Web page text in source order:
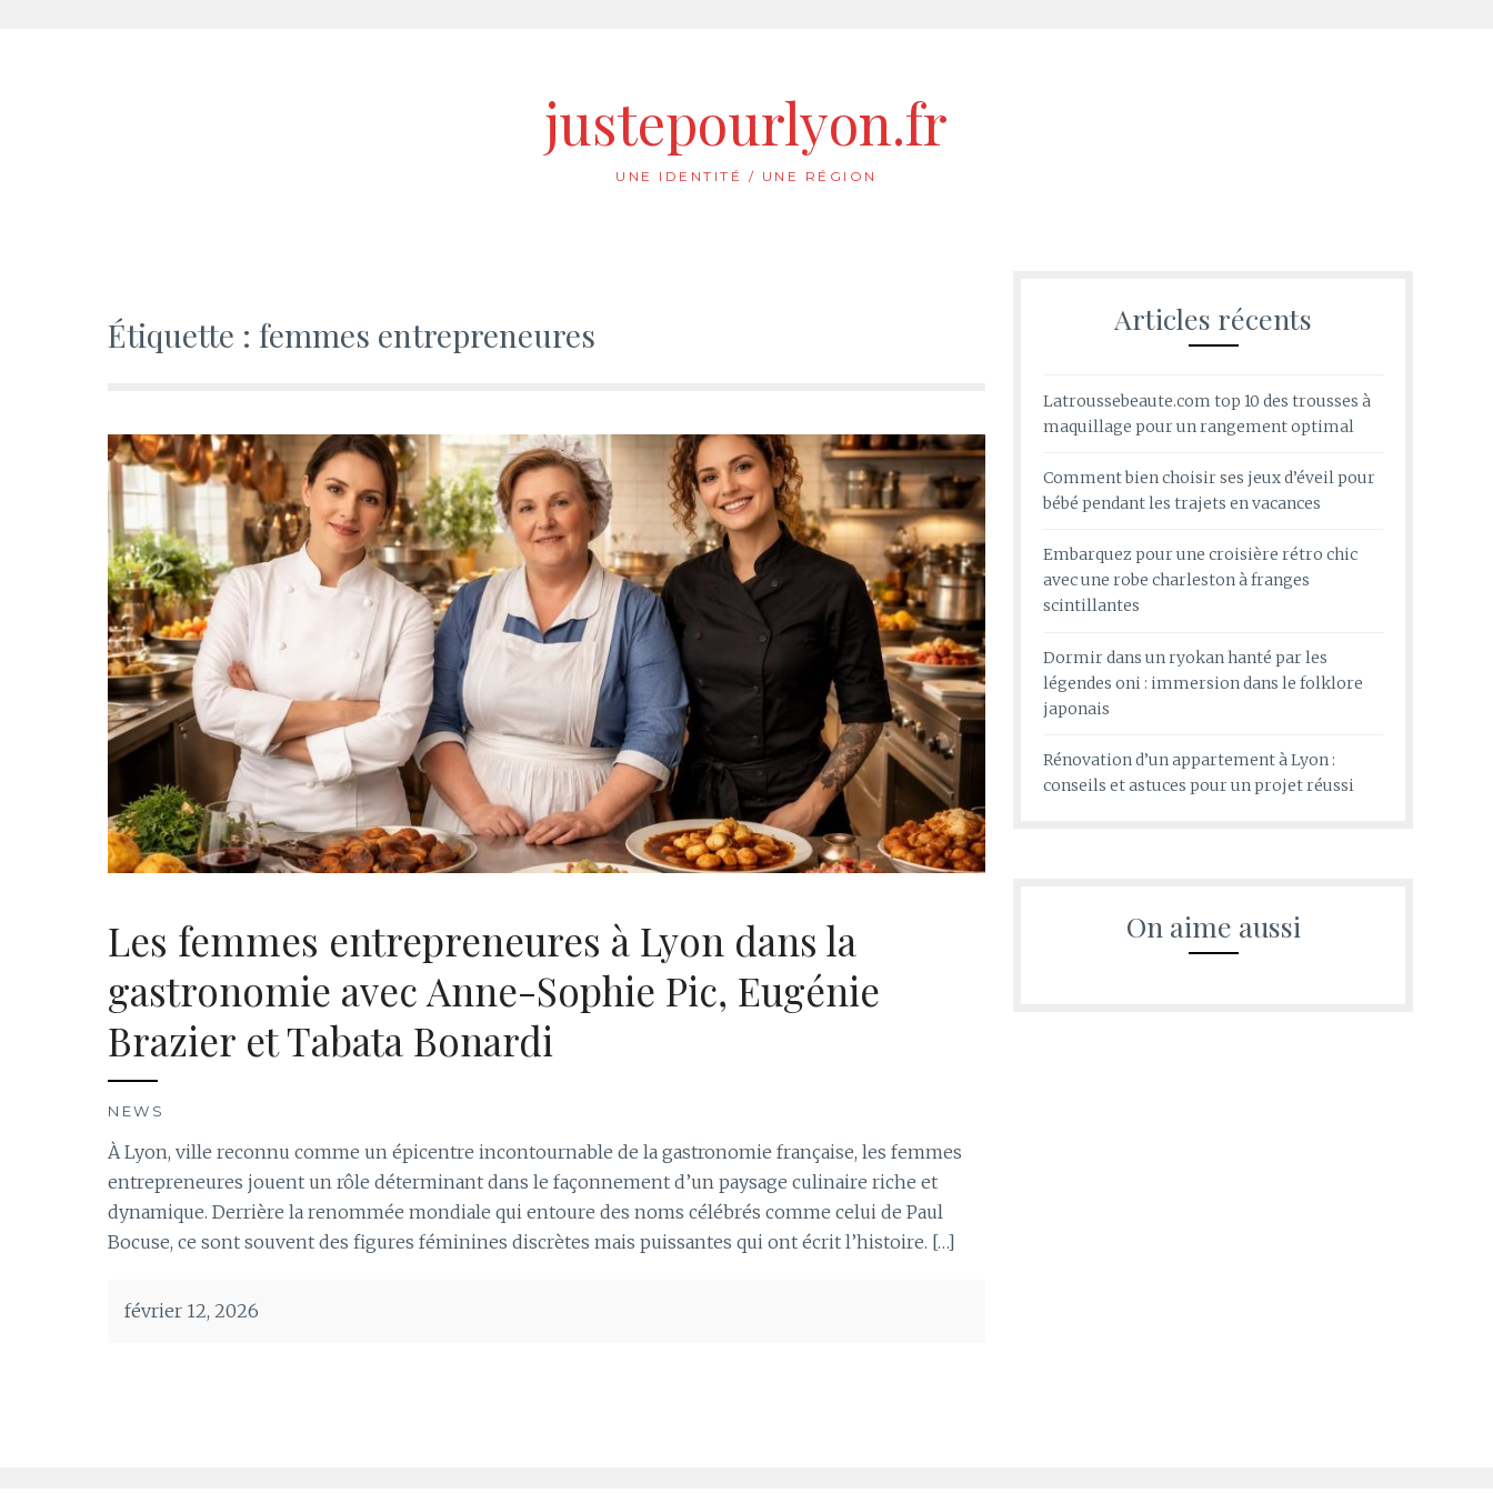
justepourlyon.fr
UNE IDENTITÉ / UNE RÉGION
Étiquette : femmes entrepreneures
Les femmes entrepreneures à Lyon dans la
gastronomie avec Anne-Sophie Pic, Eugénie
Brazier et Tabata Bonardi
NEWS
À Lyon, ville reconnu comme un épicentre incontournable de la gastronomie française, les femmes
entrepreneures jouent un rôle déterminant dans le façonnement d’un paysage culinaire riche et
dynamique. Derrière la renommée mondiale qui entoure des noms célébrés comme celui de Paul
Bocuse, ce sont souvent des figures féminines discrètes mais puissantes qui ont écrit l’histoire. […]
février 12, 2026
Articles récents
Latroussebeaute.com top 10 des trousses à
maquillage pour un rangement optimal
Comment bien choisir ses jeux d’éveil pour
bébé pendant les trajets en vacances
Embarquez pour une croisière rétro chic
avec une robe charleston à franges
scintillantes
Dormir dans un ryokan hanté par les
légendes oni : immersion dans le folklore
japonais
Rénovation d’un appartement à Lyon :
conseils et astuces pour un projet réussi
On aime aussi